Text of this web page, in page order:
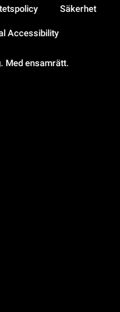
Med ensamrätt.
Säkerhet
Accessibility